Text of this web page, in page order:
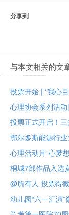
分享到
与本文相关的文
心理协会系列活
鄂尔多斯能源行业
心理活动月“心梦
桐城7部作品入选
@所有人 投票得
幼儿园“六一汇演